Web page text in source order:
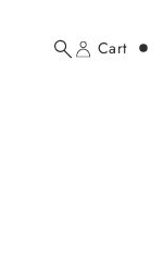
Search
Account
Cart
jacket